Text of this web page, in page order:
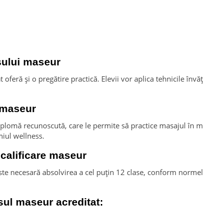
maseur
și o pregătire practică. Elevii vor aplica tehnicile
recunoscută, care le permite să practice masajul în
wellness.
maseur
necesară absolvirea a cel puțin 12 clase, conform
maseur acreditat: